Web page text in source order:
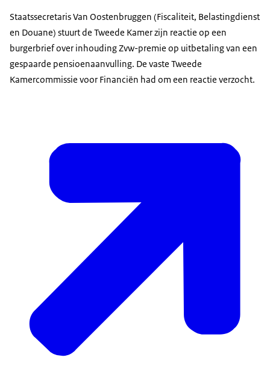
Staatssecretaris Van Oostenbruggen (Fiscaliteit, Belastingdienst
en Douane) stuurt de Tweede Kamer zijn reactie op een
burgerbrief over inhouding Zvw-premie op uitbetaling van een
gespaarde pensioenaanvulling. De vaste Tweede
Kamercommissie voor Financiën had om een reactie verzocht.